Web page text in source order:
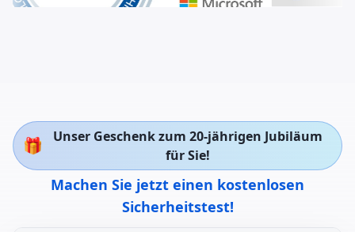
🎁
Unser Geschenk zum 20-jährigen Jubiläum
für Sie!
Machen Sie jetzt einen kostenlosen
Sicherheitstest!